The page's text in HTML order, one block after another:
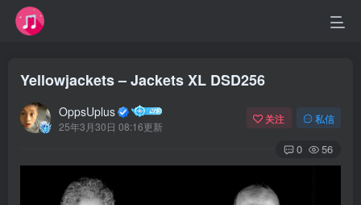
Yellowjackets – Jackets XL DSD256
OppsUplus
25年3月30日 08:16更新
关注 私信
0 56